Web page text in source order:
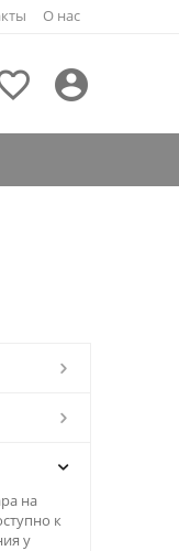
О нас

на
к
у